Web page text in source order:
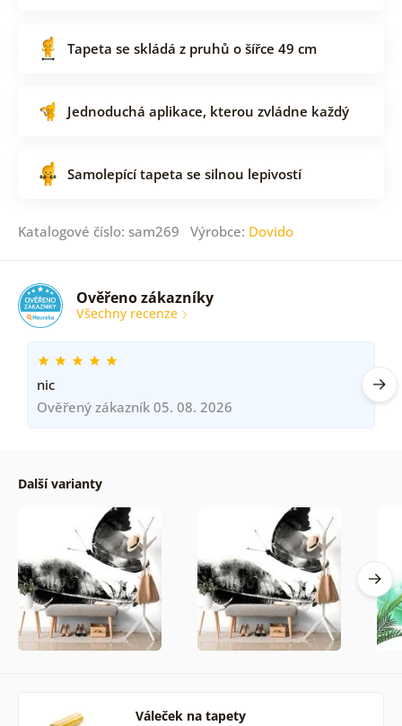
Tapeta se skládá z pruhů o šířce 49 cm
Jednoduchá aplikace, kterou zvládne každý
Samolepící tapeta se silnou lepivostí
Katalogové číslo: sam269 Výrobce: Dovido
Ověřeno zákazníky
Všechny recenze
nic
Ověřený zákazník 05. 08. 2026
Další varianty
Váleček na tapety